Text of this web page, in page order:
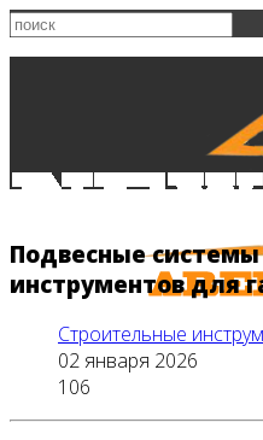
Подвесные
инструментов для
Строительные
02 января 2026
106